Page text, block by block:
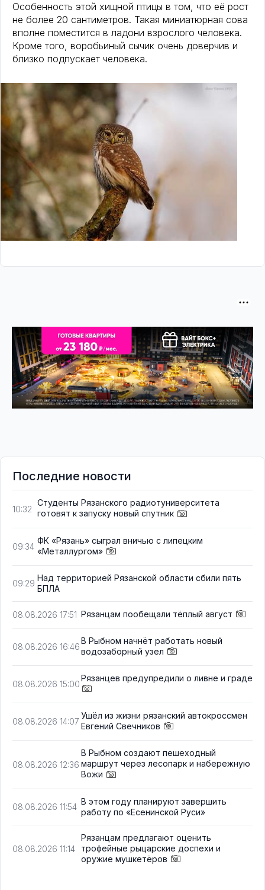
Особенность этой хищной птицы в том, что её рост
не более 20 сантиметров. Такая миниатюрная сова
вполне поместится в ладони взрослого человека.
Кроме того, воробьиный сычик очень доверчив и
близко подпускает человека.
Последние новости
10:32
Студенты Рязанского радиотуниверситета
готовят к запуску новый спутник
09:34
ФК «Рязань» сыграл вничью с липецким
«Металлургом»
09:29
Над территорией Рязанской области сбили пять
БПЛА
08.08.2026 17:51 Рязанцам пообещали тёплый август
08.08.2026 16:46
В Рыбном начнёт работать новый
водозаборный узел
08.08.2026 15:00
Рязанцев предупредили о ливне и граде
08.08.2026 14:07
Ушёл из жизни рязанский автокроссмен
Евгений Свечников
08.08.2026 12:36
В Рыбном создают пешеходный
маршрут через лесопарк и набережную
Вожи
08.08.2026 11:54
В этом году планируют завершить
работу по «Есенинской Руси»
08.08.2026 11:14
Рязанцам предлагают оценить
трофейные рыцарские доспехи и
оружие мушкетёров